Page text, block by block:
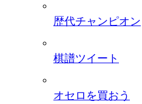
歴代チャンピオン
棋譜ツイート
オセロを買おう